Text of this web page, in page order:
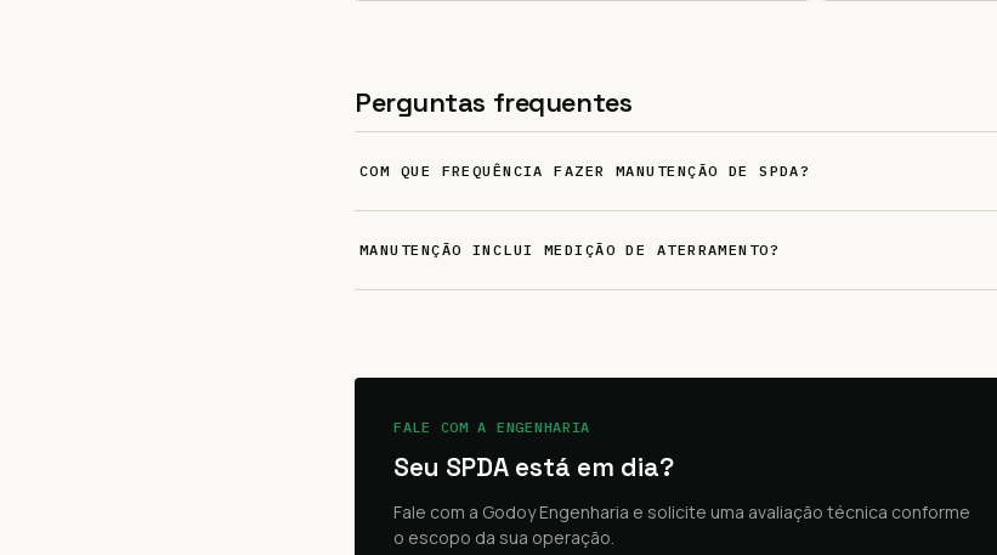
Perguntas frequentes
COM QUE FREQUÊNCIA FAZER MANUTENÇÃO DE SPDA?
MANUTENÇÃO INCLUI MEDIÇÃO DE ATERRAMENTO?
FALE COM A ENGENHARIA
Seu SPDA está em dia?
Fale com a Godoy Engenharia e solicite uma avaliação técnica conforme
o escopo da sua operação.